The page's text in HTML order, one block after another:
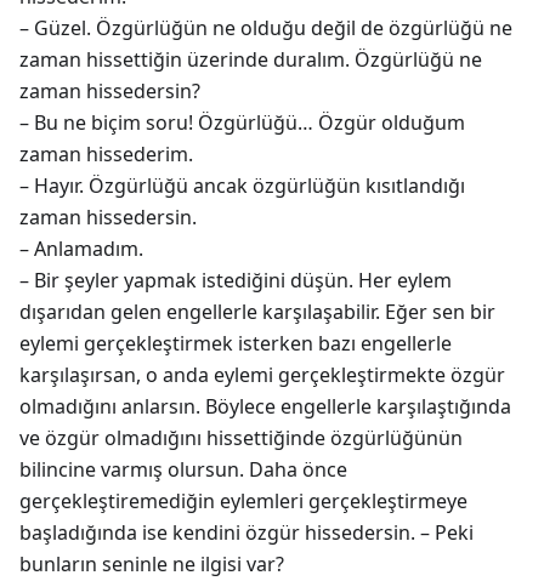
– Güzel. Özgürlüğün ne olduğu değil de özgürlüğü ne
zaman hissettiğin üzerinde duralım. Özgürlüğü ne
zaman hissedersin?
– Bu ne biçim soru! Özgürlüğü… Özgür olduğum
zaman hissederim.
– Hayır. Özgürlüğü ancak özgürlüğün kısıtlandığı
zaman hissedersin.
– Anlamadım.
– Bir şeyler yapmak istediğini düşün. Her eylem
dışarıdan gelen engellerle karşılaşabilir. Eğer sen bir
eylemi gerçekleştirmek isterken bazı engellerle
karşılaşırsan, o anda eylemi gerçekleştirmekte özgür
olmadığını anlarsın. Böylece engellerle karşılaştığında
ve özgür olmadığını hissettiğinde özgürlüğünün
bilincine varmış olursun. Daha önce
gerçekleştiremediğin eylemleri gerçekleştirmeye
başladığında ise kendini özgür hissedersin. – Peki
bunların seninle ne ilgisi var?